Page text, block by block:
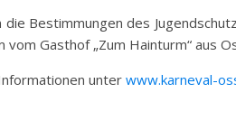
die Bestimmungen des
vom Gasthof „Zum Hainturm“ aus
unterwww.karneval-